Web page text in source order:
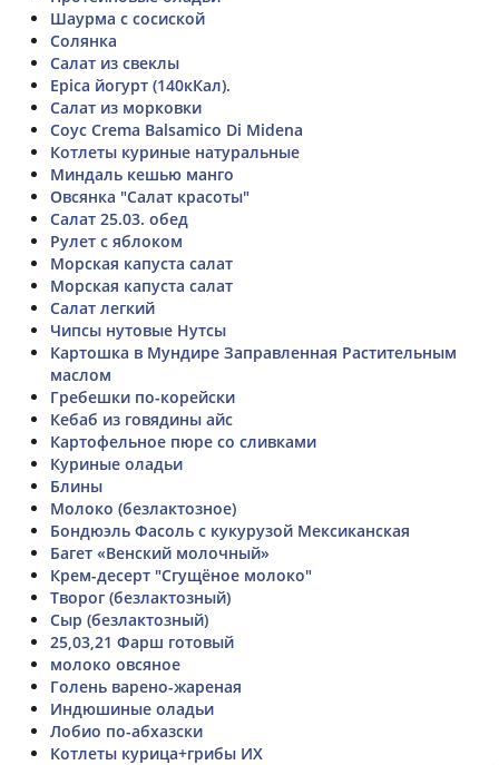
Шаурма с сосиской
Солянка
Салат из свеклы
Epica йогурт (140кКал).
Салат из морковки
Соус Crema Balsamico Di Midena
Котлеты куриные натуральные
Миндаль кешью манго
Овсянка "Салат красоты"
Салат 25.03. обед
Рулет с яблоком
Морская капуста салат
Морская капуста салат
Салат легкий
Чипсы нутовые Нутсы
Картошка в Мундире Заправленная Растительным
маслом
Гребешки по-корейски
Кебаб из говядины айс
Картофельное пюре со сливками
Куриные оладьи
Блины
Молоко (безлактозное)
Бондюэль Фасоль с кукурузой Мексиканская
Багет «Венский молочный»
Крем-десерт "Сгущёное молоко"
Творог (безлактозный)
Сыр (безлактозный)
25,03,21 Фарш готовый
молоко овсяное
Голень варено-жареная
Индюшиные оладьи
Лобио по-абхазски
Котлеты курица+грибы ИХ